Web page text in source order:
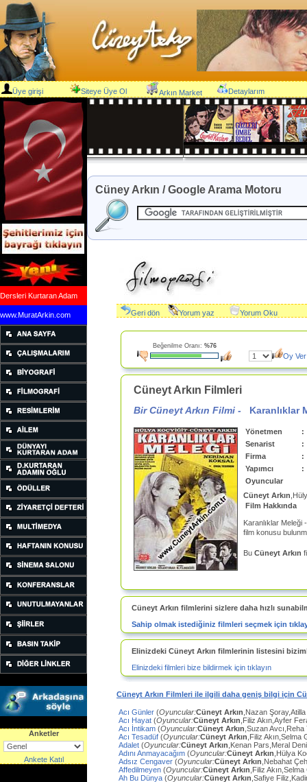
Üye girişi Siteye Üye Ol Arkın Market Detaylarım
Dersleri Kurtaran Adam
www.MuratArkin.com
Anketler
Ankete Katıl
Cüney Arkın / Google Arama Motoru
Geri dön Yorum yaz Yorum Oku
Beğenilme Oranı: %76
Oy Ver
Cüneyt Arkın Filmleri
Bir Cüneyt Arkın Filmi - Karanlıklar
Yönetmen
:
Senarist
:
Firma
:
Yapımcı
:
Oyuncular
Cüneyt Arkın
Film Hakkında
Karanlıklar Meleği
film konusu
Bu Cüneyt Arkın
Cüneyt Arkın filmlerini sizlere daha hızlı
Sahip olmak istediğiniz filmleri seçmek için
Elinizdeki Cüneyt Arkın filmlerinin listesini
Elinizdeki filmleri bize bildirmek için tıklayın
Cüneyt Arkın Filmleri ile ilgili daha geniş bilgi için
Acı Günler (Oyuncular:Cüneyt Arkın ,Nazan
Acı Hayat (Oyuncular:Cüneyt Arkın ,Filiz Akın,Ayfer
Acı İntikam (Oyuncular:Cüneyt Arkın ,Suzan
Acı Tesadüf (Oyuncular:Cüneyt Arkın ,Filiz Akın,Selma
Adalet (Oyuncular:Cüneyt Arkın ,Kenan Pars,Meral
Adını Anmayacağım (Oyuncular:Cüneyt Arkın ,Hülya
Adsız Cengaver (Oyuncular:Cüneyt Arkın ,Nebahat
Affedilmeyen (Oyuncular:Cüneyt Arkın ,Filiz
Ah Bu Dünya (Oyuncular:Cüneyt Arkın ,Safiye